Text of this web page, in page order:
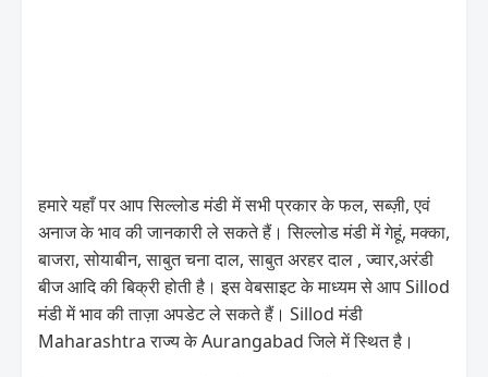
हमारे यहाँ पर आप सिल्लोड मंडी में सभी प्रकार के फल, सब्ज़ी, एवं
अनाज के भाव की जानकारी ले सकते हैं। सिल्लोड मंडी में गेहूं, मक्का,
बाजरा, सोयाबीन, साबुत चना दाल, साबुत अरहर दाल , ज्वार,अरंडी
बीज आदि की बिक्री होती है। इस वेबसाइट के माध्यम से आप Sillod
मंडी में भाव की ताज़ा अपडेट ले सकते हैं। Sillod मंडी
Maharashtra राज्य के Aurangabad जिले में स्थित है।